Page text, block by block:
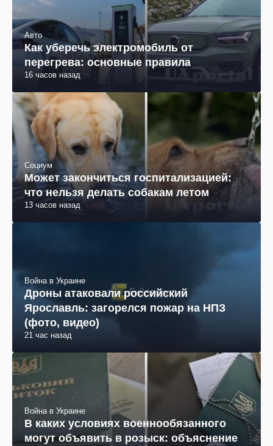
Авто
Как уберечь электромобиль от
перегрева: основные правила
16 часов назад
Социум
Может закончиться госпитализацией:
что нельзя делать собакам летом
13 часов назад
Война в Украине
Дроны атаковали российский
Ярославль: загорелся пожар на НПЗ
(фото, видео)
21 час назад
Война в Украине
В каких условиях военнообязанного
могут объявить в розыск: объяснение